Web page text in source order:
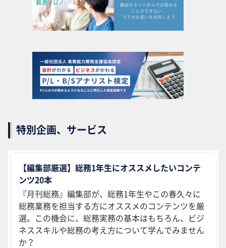
特別企画、サービス
【編集部厳選】総務1年生にオススメしたいコンテ
ンツ20本
『月刊総務』編集部が、総務1年生やこの春久々に
総務業務を担当する方にオススメのコンテンツを厳
選。この機会に、総務実務の基本はもちろん、ビジ
ネススキルや総務の考え方について学んでみません
か？